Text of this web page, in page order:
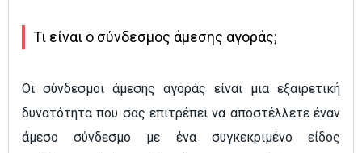
Τι είναι ο σύνδεσμος άμεσης αγοράς;
Οι σύνδεσμοι άμεσης αγοράς είναι μια εξαιρετική
δυνατότητα που σας επιτρέπει να αποστέλλετε έναν
άμεσο σύνδεσμο με ένα συγκεκριμένο είδος